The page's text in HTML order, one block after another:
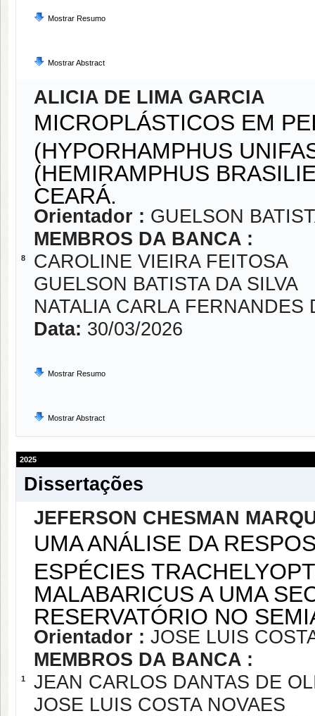
Mostrar Resumo
Mostrar Abstract
8
ALICIA DE LIMA GARCIA
MICROPLÁSTICOS EM
(HYPORHAMPHUS
(HEMIRAMPHUS
CEARÁ.
Orientador : GUELSON
MEMBROS DA BANCA :
CAROLINE VIEIRA FEITOSA
GUELSON BATISTA DA SILVA
NATALIA CARLA FERNANDES
Data: 30/03/2026
Mostrar Resumo
Mostrar Abstract
2025
Dissertações
1
JEFERSON CHESMAN
UMA ANÁLISE DA
ESPÉCIES
MALABARICUS A UMA
RESERVATÓRIO NO
Orientador : JOSE LUIS
MEMBROS DA BANCA :
JEAN CARLOS DANTAS DE
JOSE LUIS COSTA NOVAES